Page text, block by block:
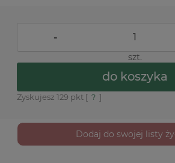
-
szt.
do koszyka
Zyskujesz 129 pkt [ ? ]
Dodaj do swojej listy